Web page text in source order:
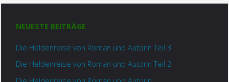
NEUESTE BEITRÄGE
Die Heldenreise von Roman und Autorin Teil 3
Die Heldenreise von Roman und Autorin Teil 2